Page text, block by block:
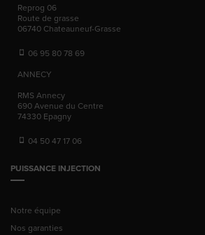
Reprog 06
Route de grasse
06740 Chateauneuf-Grasse
06 95 80 78 69
ANNECY
RMS Annecy
690 Avenue du Centre
74330 Epagny
04 50 47 17 06
PUISSANCE INJECTION
Notre équipe
Nos garanties